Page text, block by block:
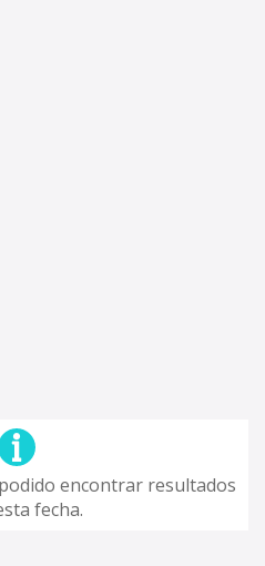
encontrar resultados
fecha.